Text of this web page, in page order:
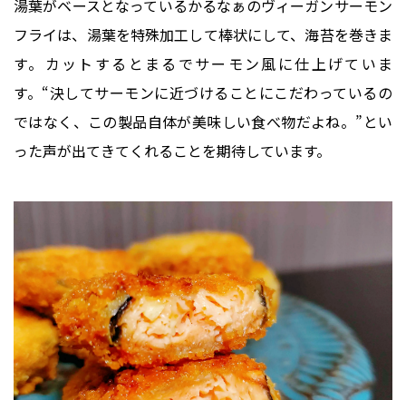
湯葉がベースとなっているかるなぁのヴィーガンサーモン
フライは、湯葉を特殊加工して棒状にして、海苔を巻きま
す。カットするとまるでサーモン風に仕上げていま
す。“決してサーモンに近づけることにこだわっているの
ではなく、この製品自体が美味しい食べ物だよね。”とい
った声が出てきてくれることを期待しています。